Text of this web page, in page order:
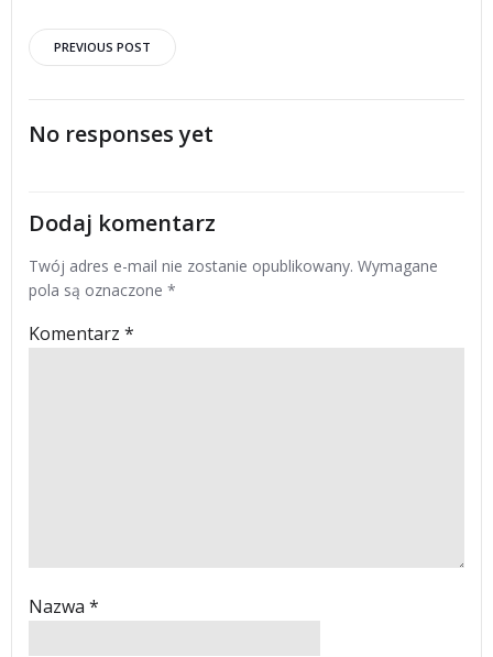
Post
navigation
PREVIOUS POST
No responses yet
Dodaj komentarz
Twój adres e-mail nie zostanie opublikowany. Wymagane
pola są oznaczone *
Komentarz *
Nazwa *